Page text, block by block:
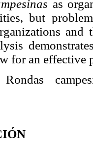
as
but
for an effective